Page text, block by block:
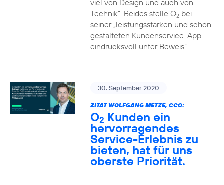
viel von Design und auch von
Technik“. Beides stelle O2bei
seiner „leistungsstarken und schön
gestalteten Kundenservice-App
eindrucksvoll unter Beweis“.
30. September 2020
ZITAT WOLFGANG METZE, CCO:
O2 Kunden ein
hervorragendes
Service-Erlebnis zu
bieten, hat für uns
oberste Priorität.